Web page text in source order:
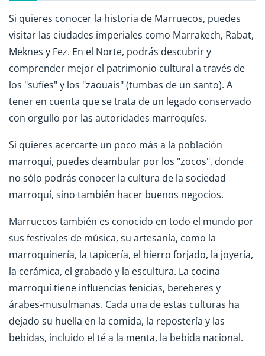
Si quieres conocer la historia de Marruecos, puedes
visitar las ciudades imperiales como Marrakech, Rabat,
Meknes y Fez. En el Norte, podrás descubrir y
comprender mejor el patrimonio cultural a través de
los "sufíes" y los "zaouais" (tumbas de un santo). A
tener en cuenta que se trata de un legado conservado
con orgullo por las autoridades marroquíes.
Si quieres acercarte un poco más a la población
marroquí, puedes deambular por los "zocos", donde
no sólo podrás conocer la cultura de la sociedad
marroquí, sino también hacer buenos negocios.
Marruecos también es conocido en todo el mundo por
sus festivales de música, su artesanía, como la
marroquinería, la tapicería, el hierro forjado, la joyería,
la cerámica, el grabado y la escultura. La cocina
marroquí tiene influencias fenicias, bereberes y
árabes-musulmanas. Cada una de estas culturas ha
dejado su huella en la comida, la repostería y las
bebidas, incluido el té a la menta, la bebida nacional.